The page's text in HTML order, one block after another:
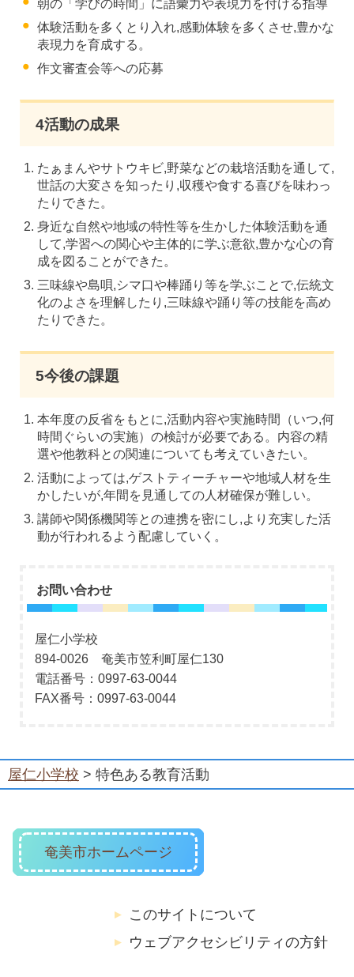
体験活動を多くとり入れ,感動体験を多くさせ,豊かな
表現力を育成する。
作文審査会等への応募
4活動の成果
たぁまんやサトウキビ,野菜などの栽培活動を通して,
世話の大変さを知ったり,収穫や食する喜びを味わっ
たりできた。
身近な自然や地域の特性等を生かした体験活動を通
して,学習への関心や主体的に学ぶ意欲,豊かな心の育
成を図ることができた。
三味線や島唄,シマ口や棒踊り等を学ぶことで,伝統文
化のよさを理解したり,三味線や踊り等の技能を高め
たりできた。
5今後の課題
本年度の反省をもとに,活動内容や実施時間（いつ,何
時間ぐらいの実施）の検討が必要である。内容の精
選や他教科との関連についても考えていきたい。
活動によっては,ゲストティーチャーや地域人材を生
かしたいが,年間を見通しての人材確保が難しい。
講師や関係機関等との連携を密にし,より充実した活
動が行われるよう配慮していく。
お問い合わせ
屋仁小学校
894-0026 奄美市笠利町屋仁130
電話番号：0997-63-0044
FAX番号：0997-63-0044
屋仁小学校 > 特色ある教育活動
奄美市ホームページ
このサイトについて
ウェブアクセシビリティの方針